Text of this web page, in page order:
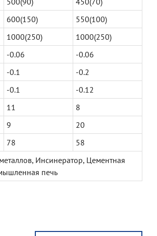
600(150)
550(100)
1000(250) 1000(250)
-0.06
-0.06
-0.1
-0.2
-0.1
-0.12
11
8
9
20
78 58
Инсинератор, Цементная
печь